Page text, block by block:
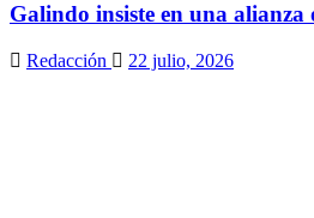
Galindo insiste en una
Redacción 22 julio, 2026